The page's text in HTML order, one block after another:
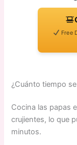
Free
¿Cuánto tiempo
Cocina las papas
crujientes, lo que
minutos.